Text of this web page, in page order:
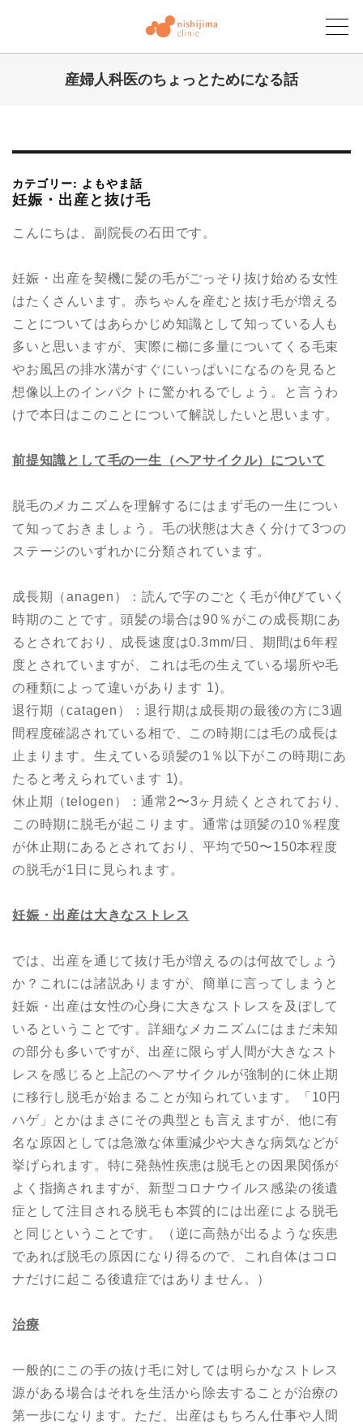
産婦人科医のちょっとためになる話
カテゴリー: よもやま話
妊娠・出産と抜け毛
こんにちは、副院長の石田です。
妊娠・出産を契機に髪の毛がごっそり抜け始める女性
はたくさんいます。赤ちゃんを産むと抜け毛が増える
ことについてはあらかじめ知識として知っている人も
多いと思いますが、実際に櫛に多量についてくる毛束
やお風呂の排水溝がすぐにいっぱいになるのを見ると
想像以上のインパクトに驚かれるでしょう。と言うわ
けで本日はこのことについて解説したいと思います。
前提知識として毛の一生（ヘアサイクル）について
脱毛のメカニズムを理解するにはまず毛の一生につい
て知っておきましょう。毛の状態は大きく分けて3つの
ステージのいずれかに分類されています。
成長期（anagen）：読んで字のごとく毛が伸びていく
時期のことです。頭髪の場合は90％がこの成長期にあ
るとされており、成長速度は0.3mm/日、期間は6年程
度とされていますが、これは毛の生えている場所や毛
の種類によって違いがあります 1)。
退行期（catagen）：退行期は成長期の最後の方に3週
間程度確認されている相で、この時期には毛の成長は
止まります。生えている頭髪の1％以下がこの時期にあ
たると考えられています 1)。
休止期（telogen）：通常2〜3ヶ月続くとされており、
この時期に脱毛が起こります。通常は頭髪の10％程度
が休止期にあるとされており、平均で50〜150本程度
の脱毛が1日に見られます。
妊娠・出産は大きなストレス
では、出産を通じて抜け毛が増えるのは何故でしょう
か？これには諸説ありますが、簡単に言ってしまうと
妊娠・出産は女性の心身に大きなストレスを及ぼして
いるということです。詳細なメカニズムにはまだ未知
の部分も多いですが、出産に限らず人間が大きなスト
レスを感じると上記のヘアサイクルが強制的に休止期
に移行し脱毛が始まることが知られています。「10円
ハゲ」とかはまさにその典型とも言えますが、他に有
名な原因としては急激な体重減少や大きな病気などが
挙げられます。特に発熱性疾患は脱毛との因果関係が
よく指摘されますが、新型コロナウイルス感染の後遺
症として注目される脱毛も本質的には出産による脱毛
と同じということです。（逆に高熱が出るような疾患
であれば脱毛の原因になり得るので、これ自体はコロ
ナだけに起こる後遺症ではありません。）
治療
一般的にこの手の抜け毛に対しては明らかなストレス
源がある場合はそれを生活から除去することが治療の
第一歩になります。ただ、出産はもちろん仕事や人間